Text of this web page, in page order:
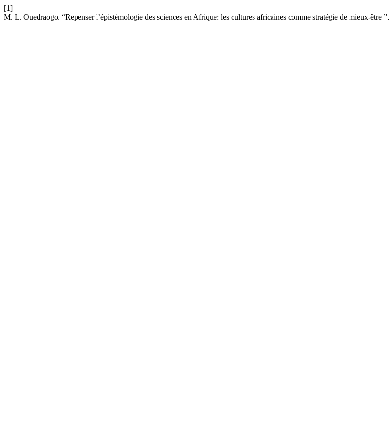
[1]
M. L. Quedraogo, “Repenser l’épistémologie des sciences en Afrique: les cultures africaines comme stratégie de mieux-être ”,